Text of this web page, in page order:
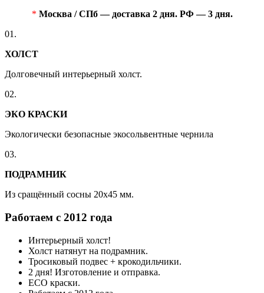
* Москва / СПб — доставка 2 дня. РФ — 3 дня.
01.
ХОЛСТ
Долговечный интерьерный холст.
02.
ЭКО КРАСКИ
Экологически безопасные экосольвентные чернила
03.
ПОДРАМНИК
Из сращённый сосны 20x45 мм.
Работаем с 2012 года
Интерьерный холст!
Холст натянут на подрамник.
Тросиковый подвес + крокодильчики.
2 дня! Изготовление и отправка.
ECO краски.